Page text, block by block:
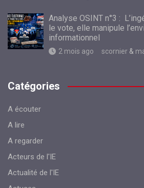
Analyse OSINT n°3 :
le vote, elle manipule
informationnel
2 mois ago scornier &
Catégories
A écouter
A lire
A regarder
Acteurs de l'IE
Actualité de l'IE